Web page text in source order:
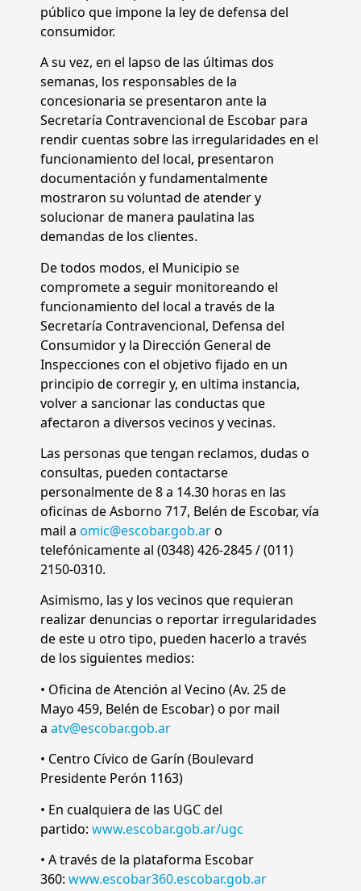
público que impone la ley de defensa del
consumidor.
A su vez, en el lapso de las últimas dos
semanas, los responsables de la
concesionaria se presentaron ante la
Secretaría Contravencional de Escobar para
rendir cuentas sobre las irregularidades en el
funcionamiento del local, presentaron
documentación y fundamentalmente
mostraron su voluntad de atender y
solucionar de manera paulatina las
demandas de los clientes.
De todos modos, el Municipio se
compromete a seguir monitoreando el
funcionamiento del local a través de la
Secretaría Contravencional, Defensa del
Consumidor y la Dirección General de
Inspecciones con el objetivo fijado en un
principio de corregir y, en ultima instancia,
volver a sancionar las conductas que
afectaron a diversos vecinos y vecinas.
Las personas que tengan reclamos, dudas o
consultas, pueden contactarse
personalmente de 8 a 14.30 horas en las
oficinas de Asborno 717, Belén de Escobar, vía
mail a omic@escobar.gob.aro
telefónicamente al (0348) 426-2845 / (011)
2150-0310.
Asimismo, las y los vecinos que requieran
realizar denuncias o reportar irregularidades
de este u otro tipo, pueden hacerlo a través
de los siguientes medios:
• Oficina de Atención al Vecino (Av. 25 de
Mayo 459, Belén de Escobar) o por mail
a atv@escobar.gob.ar
• Centro Cívico de Garín (Boulevard
Presidente Perón 1163)
• En cualquiera de las UGC del
partido: www.escobar.gob.ar/ugc
• A través de la plataforma Escobar
360: www.escobar360.escobar.gob.ar